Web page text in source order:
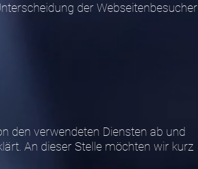
der Webseitenbesucher
den verwendeten Diensten ab und
An dieser Stelle möchten wir kurz